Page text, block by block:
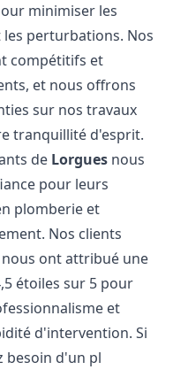
minimiser les
les perturbations. Nos
compétitifs et
et nous offrons
sur nos travaux
tranquillité d'esprit.
de Lorgues nous
pour leurs
plomberie et
Nos clients
ont attribué une
étoiles sur 5 pour
et
d'intervention. Si
besoin d'un pl